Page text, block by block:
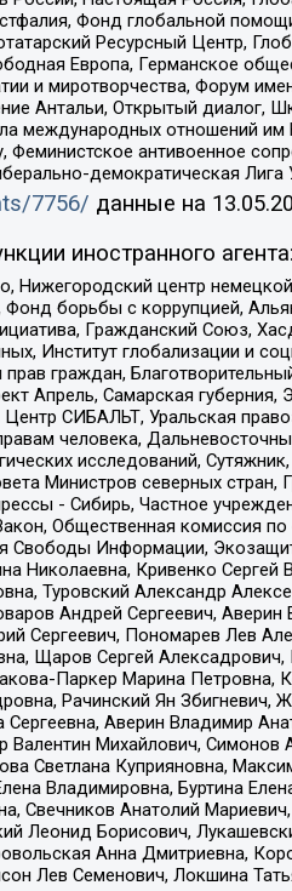
Фонд глобальной
Ресурсный Центр,
Европа, Германское
и миротворчества, Форум
Антальи, Открытый диалог,
международных отношений
антивоенное
демократическая Лига
7756/ данные на
иностранного агента:
Нижегородский центр
Фонд борьбы с коррупцией,
Гражданский Союз,
Институт глобализации и
граждан,
Апрель, Самарская
СИБАЛЬТ, Уральская
человека,
исследований,
Министров северных
- Сибирь, Частное
Общественная комиссия
Свободы Информации,
Николаевна, Кривенко
Туровский Александр
Андрей Сергеевич,
Сергеевич, Пономарев Лев
Щаров Сергей
Паркер Марина Петровна,
Рачинский Ян
Сергеевна, Аверин Владимир
Михайлович,
Светлана Куприяновна,
Владимировна, Буртина
Свечников Анатолий
Леонид Борисович,
Анна Дмитриевна,
Лев Семенович, Локшина